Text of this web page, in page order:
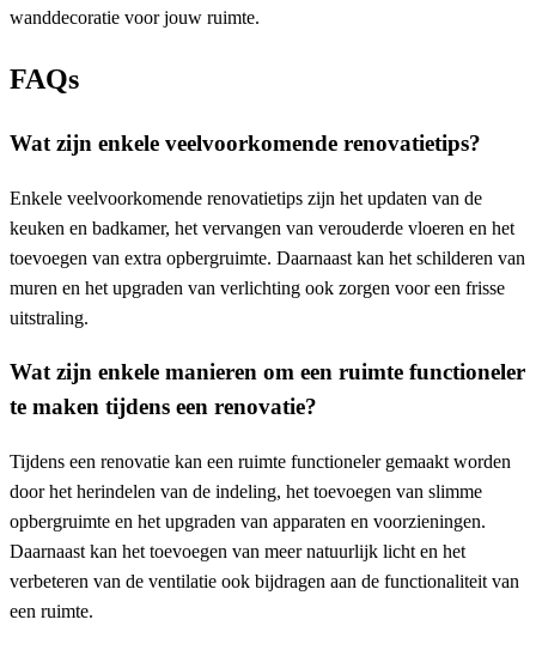
wanddecoratie voor jouw ruimte.
FAQs
Wat zijn enkele veelvoorkomende renovatietips?
Enkele veelvoorkomende renovatietips zijn het updaten van de
keuken en badkamer, het vervangen van verouderde vloeren en het
toevoegen van extra opbergruimte. Daarnaast kan het schilderen van
muren en het upgraden van verlichting ook zorgen voor een frisse
uitstraling.
Wat zijn enkele manieren om een ruimte functioneler
te maken tijdens een renovatie?
Tijdens een renovatie kan een ruimte functioneler gemaakt worden
door het herindelen van de indeling, het toevoegen van slimme
opbergruimte en het upgraden van apparaten en voorzieningen.
Daarnaast kan het toevoegen van meer natuurlijk licht en het
verbeteren van de ventilatie ook bijdragen aan de functionaliteit van
een ruimte.